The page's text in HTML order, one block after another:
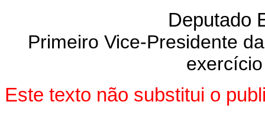
Deputado
Primeiro Vice-Presidente
Este texto não substitui o